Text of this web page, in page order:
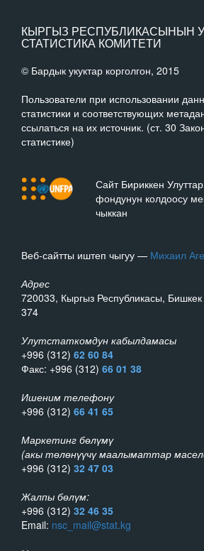
КЫРГЫЗ РЕСПУБЛИКАСЫНЫН
СТАТИСТИКА КОМИТЕТИ
© Бардык укуктар корголгон, 2015
Пользователи при использовании
статистики и соответствующих
ссылаться на их источник. (ст. 30
статистике)
Сайт Бириккен
фондунун колдоосу
чыккан
Веб-сайтты иштеп чыгуу — Михаил
Адрес
720033, Кыргыз Республикасы,
374
Улутстаткомдун кабылдамасы
+996 (312) 62 60 84
Факс: +996 (312) 66 01 38
Ишеним телефону
+996 (312) 66 41 65
Маркетинг бөлүмү
(акы төлөнүүчү маалыматтар
+996 (312) 32 47 03
Жалпы бөлүм:
+996 (312) 32 46 35
Email: nsc_mail@stat.kg